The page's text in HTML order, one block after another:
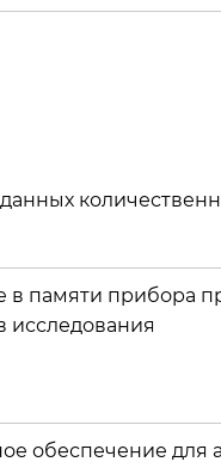
в памяти прибора
исследования
обеспечение для